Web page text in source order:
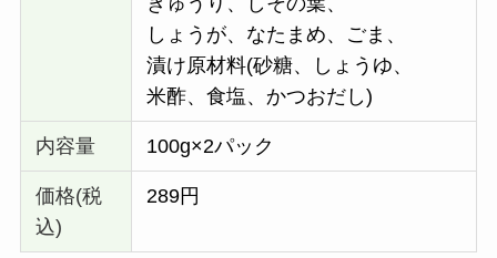
しょうが、なたまめ、ごま、
漬け原材料(砂糖、しょうゆ、
米酢、食塩、かつおだし)
内容量 100g×2パック
価格(税
込)
289円